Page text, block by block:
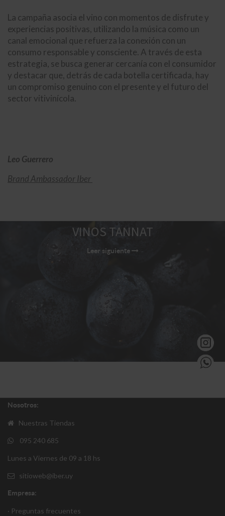
La campaña asocia el vino con momentos de disfrute y
experiencias positivas, utilizando la música como un
canal emocional que refuerza la conexión con un
consumo responsable y consciente. A través de esta
estrategia, se busca generar cercanía con el consumidor
y destacar que, detrás de cada botella certificada, hay
un compromiso genuino con el presente y el futuro del
sector vitivinícola.
Leo Guerrero
Brand Ambassador Iber
VINOS TANNAT
Leer siguiente
Nosotros:
Nuestras Tiendas
095 240 685
Lunes a Viernes de 09 a 18 hs
sitioweb@iber.uy
Empresa:
· Preguntas frecuentes